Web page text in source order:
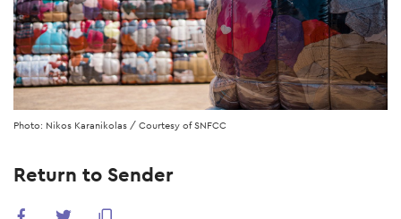
Photo: Nikos Karanikolas / Courtesy of SNFCC
Return to Sender